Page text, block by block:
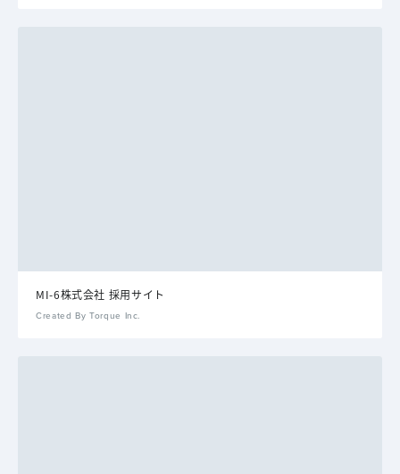
MI-6株式会社 採用サイト
Created By Torque Inc.